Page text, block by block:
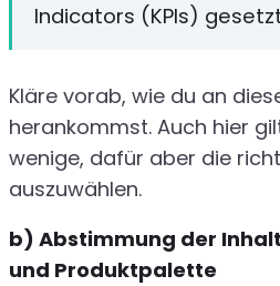
Indicators (KPIs)
Kläre vorab, wie du an
herankommst. Auch hier
wenige, dafür aber die
auszuwählen.
b) Abstimmung der
und Produktpalette